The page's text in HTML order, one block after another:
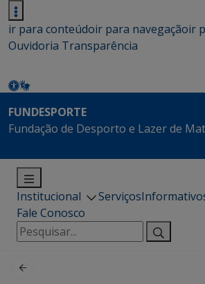
ir para conteúdoir para navegaçãoir
Ouvidoria Transparência
FUNDESPORTE
Fundação de Desporto e Lazer de
Institucional Serviços
Fale Conosco
Pesquisar
por: